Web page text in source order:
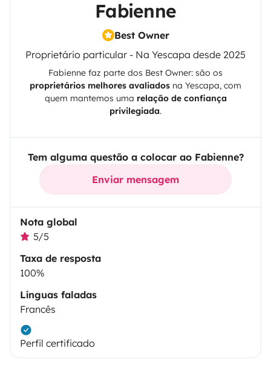
Fabienne
Best Owner
Proprietário particular - Na Yescapa desde 2025
Fabienne faz parte dos Best Owner: são os
proprietários melhores avaliados na Yescapa, com
quem mantemos uma relação de confiança
privilegiada.
Tem alguma questão a colocar ao Fabienne?
Enviar mensagem
Nota global
5/5
Taxa de resposta
100%
Línguas faladas
Francês
Perfil certificado